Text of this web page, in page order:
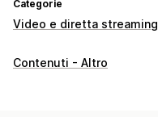
Categorie
Video e diretta streaming
Gestione dei video
Contenuti - Altro